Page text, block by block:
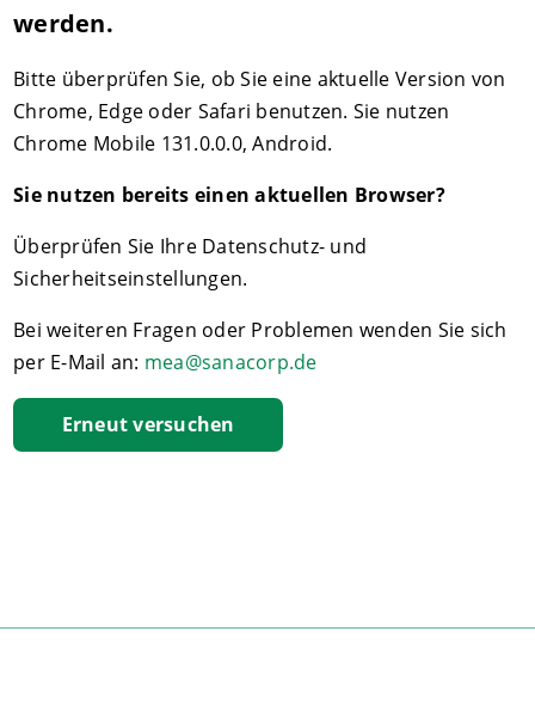
werden.
Bitte überprüfen Sie, ob Sie eine aktuelle Version von
Chrome, Edge oder Safari benutzen. Sie nutzen
Chrome Mobile 131.0.0.0, Android.
Sie nutzen bereits einen aktuellen Browser?
Überprüfen Sie Ihre Datenschutz- und
Sicherheitseinstellungen.
Bei weiteren Fragen oder Problemen wenden Sie sich
per E-Mail an: mea@sanacorp.de
Erneut versuchen